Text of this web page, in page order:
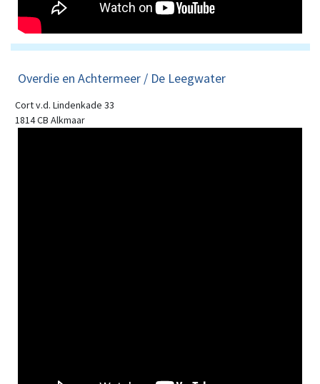
Overdie en Achtermeer / De Leegwater
Cort v.d. Lindenkade 33
1814 CB Alkmaar